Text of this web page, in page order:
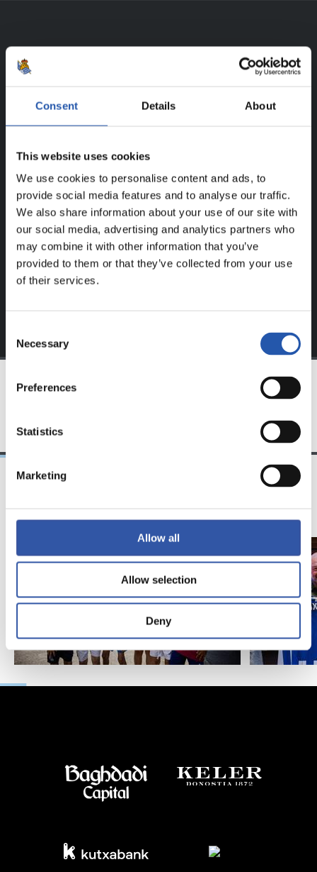
Consent Details About
This website uses cookies
We use cookies to personalise content and ads, to
provide social media features and to analyse our traffic.
We also share information about your use of our site with
our social media, advertising and analytics partners who
may combine it with other information that you’ve
provided to them or that they’ve collected from your use
of their services.
Selection
Necessary
Preferences
Statistics
Marketing
Allow all
Allow selection
Deny
ILAZKI AGIRREBEÑA ITURRIOZ
REGISTRADOS!
Este contenido es solo para los usuarios registrados en
nuestra web.
Regístrate haciendo clic en elLoginy disfruta de
contenido exclusivo para ti.
照片展示 照片展示